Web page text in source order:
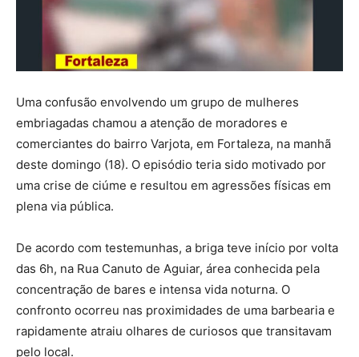
Uma confusão envolvendo um grupo de mulheres
embriagadas chamou a atenção de moradores e
comerciantes do bairro Varjota, em Fortaleza, na manhã
deste domingo (18). O episódio teria sido motivado por
uma crise de ciúme e resultou em agressões físicas em
plena via pública.
De acordo com testemunhas, a briga teve início por volta
das 6h, na Rua Canuto de Aguiar, área conhecida pela
concentração de bares e intensa vida noturna. O
confronto ocorreu nas proximidades de uma barbearia e
rapidamente atraiu olhares de curiosos que transitavam
pelo local.